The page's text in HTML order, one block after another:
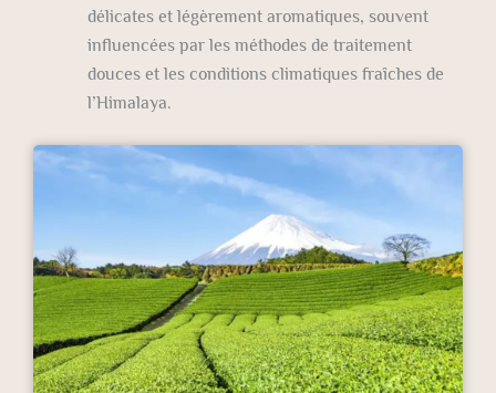
délicates et légèrement aromatiques, souvent
influencées par les méthodes de traitement
douces et les conditions climatiques fraîches de
l’Himalaya.